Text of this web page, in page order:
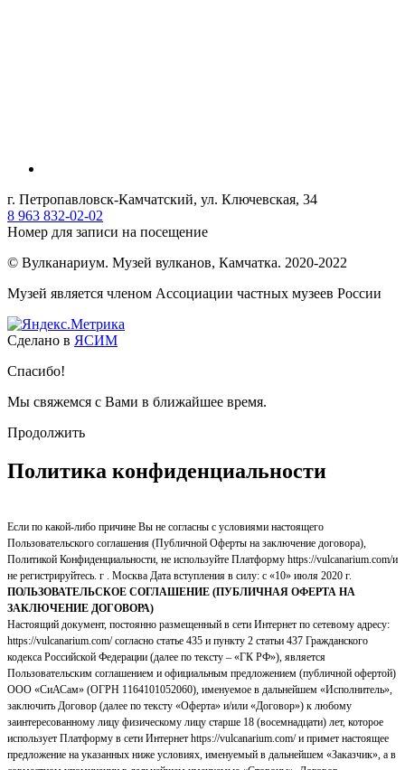
г. Петропавловск-Камчатский, ул. Ключевская, 34
8 963 832-02-02
Номер для записи на посещение
© Вулканариум. Музей вулканов, Камчатка. 2020-2022
Музей является членом Ассоциации частных музеев России
Сделано в ЯСИМ
Спасибо!
Мы свяжемся с Вами в ближайшее время.
Продолжить
Политика конфиденциальности
Если по какой-либо причине Вы не согласны с условиями настоящего
Пользовательского соглашения (Публичной Оферты на заключение договора),
Политикой Конфиденциальности, не используйте Платформу https://vulcanarium.com/и
не регистрируйтесь. г . Москва Дата вступления в силу: с «10» июля 2020 г.
ПОЛЬЗОВАТЕЛЬСКОЕ СОГЛАШЕНИЕ (ПУБЛИЧНАЯ ОФЕРТА НА
ЗАКЛЮЧЕНИЕ ДОГОВОРА)
Настоящий документ, постоянно размещенный в сети Интернет по сетевому адресу:
https://vulcanarium.com/ согласно статье 435 и пункту 2 статьи 437 Гражданского
кодекса Российской Федерации (далее по тексту – «ГК РФ»), является
Пользовательским соглашением и официальным предложением (публичной офертой)
ООО «СиАСам» (ОГРН 1164101052060), именуемое в дальнейшем «Исполнитель»,
заключить Договор (далее по тексту «Оферта» и/или «Договор») к любому
заинтересованному лицу физическому лицу старше 18 (восемнадцати) лет, которое
использует Платформу в сети Интернет https://vulcanarium.com/ и примет настоящее
предложение на указанных ниже условиях, именуемый в дальнейшем «Заказчик», а в